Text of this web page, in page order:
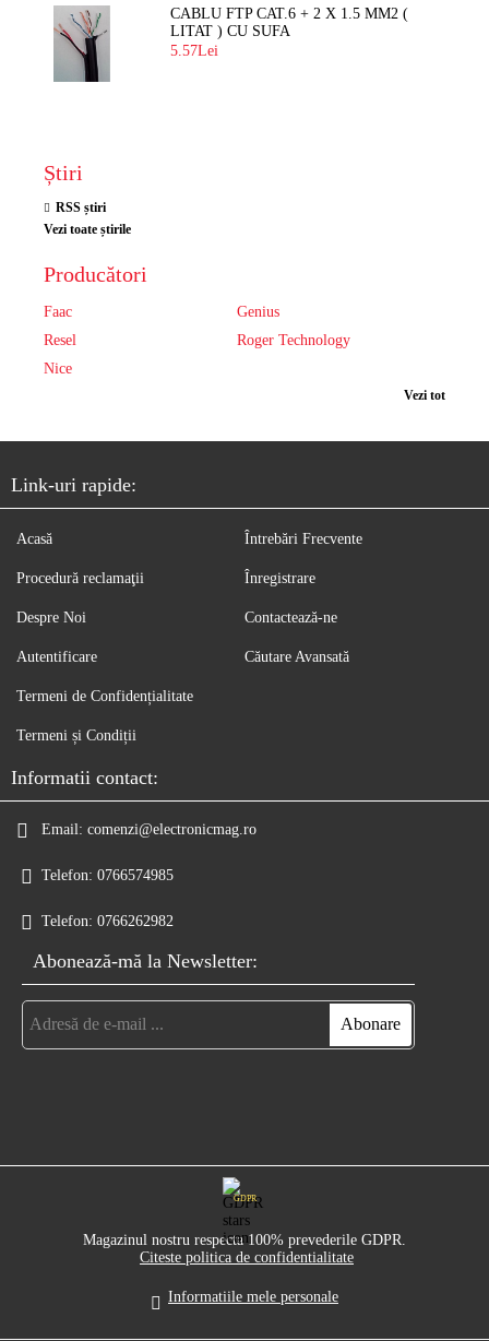
CABLU FTP CAT.6 + 2 X 1.5 MM2 (
LITAT ) CU SUFA
5.57Lei
Știri
RSS știri
Vezi toate știrile
Producători
Faac
Genius
Resel
Roger Technology
Nice
Vezi tot
Link-uri rapide:
Acasă
Procedură reclamaţii
Despre Noi
Autentificare
Întrebări Frecvente
Înregistrare
Contactează-ne
Căutare Avansată
Termeni de Confidențialitate
Termeni și Condiții
Informatii contact:
Email: comenzi@electronicmag.ro
Telefon: 0766574985
Telefon: 0766262982
Abonează-mă la Newsletter:
GDPR
Magazinul nostru respecta 100% prevederile GDPR.
Citeste politica de confidentialitate
Informatiile mele personale